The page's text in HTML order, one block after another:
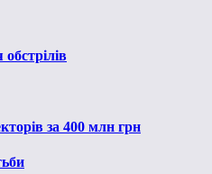
за 400 млн грн